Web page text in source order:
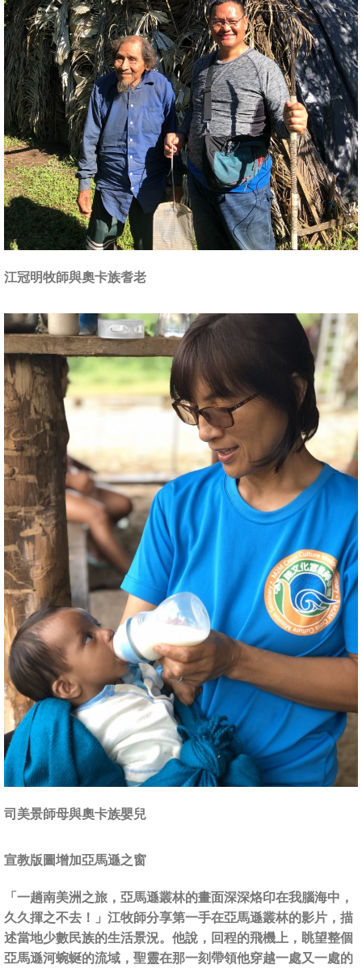
江冠明牧師與奧卡族耆老
司美景師母與奧卡族嬰兒
宣教版圖增加亞馬遜之窗
「一趟南美洲之旅，亞馬遜叢林的畫面深深烙印在我腦海中，
久久揮之不去！」江牧師分享第一手在亞馬遜叢林的影片，描
述當地少數民族的生活景況。他說，回程的飛機上，眺望整個
亞馬遜河蜿蜒的流域，聖靈在那一刻帶領他穿越一處又一處的